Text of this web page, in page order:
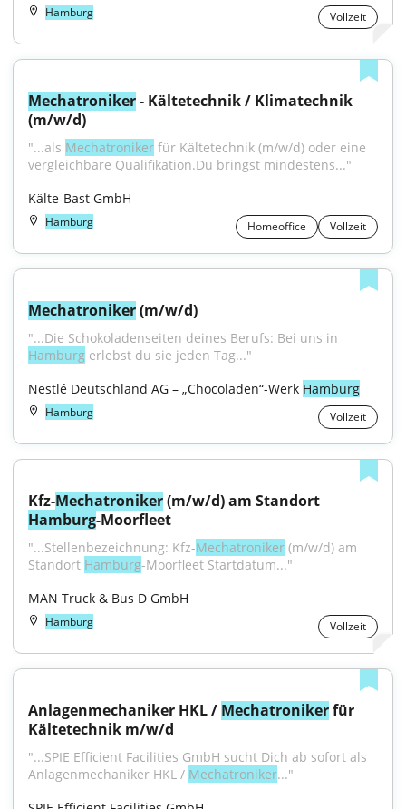
Hamburg Vollzeit
Mechatroniker - Kältetechnik / Klimatechnik
(m/w/d)
"...als Mechatroniker für Kältetechnik (m/w/d) oder eine
vergleichbare Qualifikation.Du bringst mindestens..."
Kälte-Bast GmbH
Hamburg Homeoffice Vollzeit
Mechatroniker (m/w/d)
Hamburg erlebst du sie jeden Tag..."
Nestlé Deutschland AG – „Chocoladen“-Werk Hamburg
Hamburg Vollzeit
Kfz-Mechatroniker
Hamburg-Moorfleet
"...Stellenbezeichnung: Kfz-Mechatroniker (m/w/d) am
Standort Hamburg-Moorfleet Startdatum..."
MAN Truck & Bus D GmbH
Hamburg Vollzeit
Anlagenmechaniker HKL / Mechatroniker für
Kältetechnik m/w/d
"...SPIE Efficient Facilities GmbH sucht Dich ab sofort als
Anlagenmechaniker HKL / Mechatroniker..."